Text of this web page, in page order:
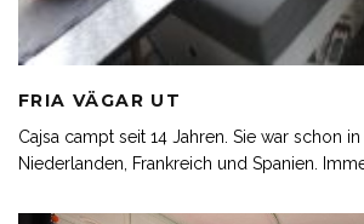
FRIA VÄGAR UT
Cajsa campt seit 14 Jahren. Sie war schon
Niederlanden, Frankreich und Spanien.